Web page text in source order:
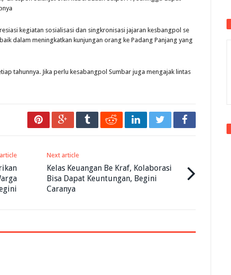
kegiatan sosialisasi dan singkronisasi jajaran kesbangpol se
dalam meningkatkan kunjungan orang ke Padang Panjang yang
tahunnya. Jika perlu kesabangpol Sumbar juga mengajak lintas
Next article
Kelas Keuangan Be Kraf, Kolaborasi
Bisa Dapat Keuntungan, Begini
Caranya